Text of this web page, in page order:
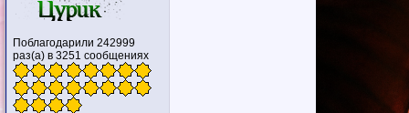
Поблагодарили 242999
раз(а) в 3251 сообщениях